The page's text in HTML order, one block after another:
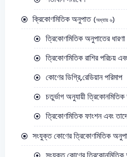
ক্রিকোণমিতিক অনুপাত (অধ্যায় ৬)
ত্রিকোণমিতিক অনুপাতের ধারণা
ত্রিকোণমিতিক রাশির পরিচয়
কোণের ডিগ্রি,রেডিয়ান পরিমাপ
চতুর্ভাগ অনুযায়ী
ত্রিকোণমিতিক ফাংশন এবং
সংযুক্ত কোণের ত্রিকোণমিতিক